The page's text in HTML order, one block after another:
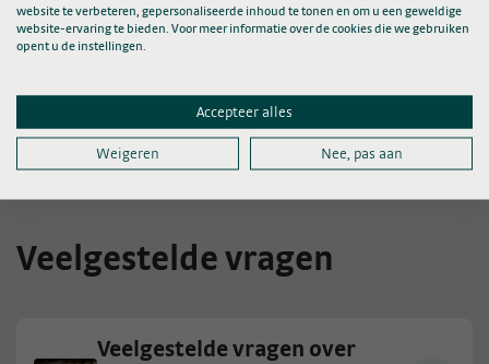
Klik op het ‘i’-icoon of het ‘afspeel-icoon’ om
informatie over het medicijn te bekijken.
Heeft u nog geen Zorgdoc-account of wilt u
hoe u kunt inloggen?Klik dan hier.
Veelgestelde vragen
Veelgestelde vragen over
website te verbeteren, gepersonaliseerde inhoud te tonen en om u een geweldige
website-ervaring te bieden. Voor meer informatie over de cookies die we gebruiken
opent u de instellingen.
Accepteer alles
Weigeren Nee, pas aan